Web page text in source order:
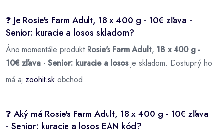
❓ Je Rosie's Farm Adult, 18 x 400 g - 10€ zľava -
Senior: kuracie a losos skladom?
Áno momentále produkt Rosie's Farm Adult, 18 x 400 g -
10€ zľava - Senior: kuracie a lososje skladom. Dostupný ho
má aj zoohit.sk obchod.
❓ Aký má Rosie's Farm Adult, 18 x 400 g - 10€ zľava
- Senior: kuracie a losos EAN kód?